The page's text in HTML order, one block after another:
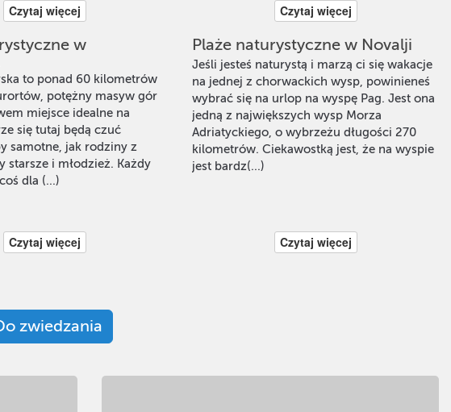
Czytaj więcej Czytaj więcej
w
to ponad 60 kilometrów
potężny masyw gór
miejsce idealne na
się tutaj będą czuć
samotne, jak rodziny z
starsze i młodzież. Każdy
dla (...)
Czytaj więcej
Plaże naturystyczne w Novalji
Jeśli jesteś naturystą i marzą ci się wakacje
na jednej z chorwackich wysp, powinieneś
wybrać się na urlop na wyspę Pag. Jest ona
jedną z największych wysp Morza
Adriatyckiego, o wybrzeżu długości 270
kilometrów. Ciekawostką jest, że na wyspie
jest bardz(...)
Czytaj więcej
zwiedzania